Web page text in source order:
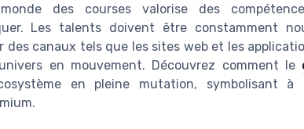
des courses valorise des
Les talents doivent être constamment
canaux tels que les sites web et les
en mouvement. Découvrez comment le
en pleine mutation, symbolisant